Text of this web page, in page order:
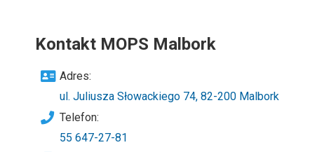
Kontakt MOPS Malbork
Adres:
ul. Juliusza Słowackiego 74, 82-200 Malbork
Telefon:
55 647-27-81